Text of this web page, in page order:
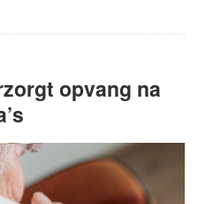
opvang na